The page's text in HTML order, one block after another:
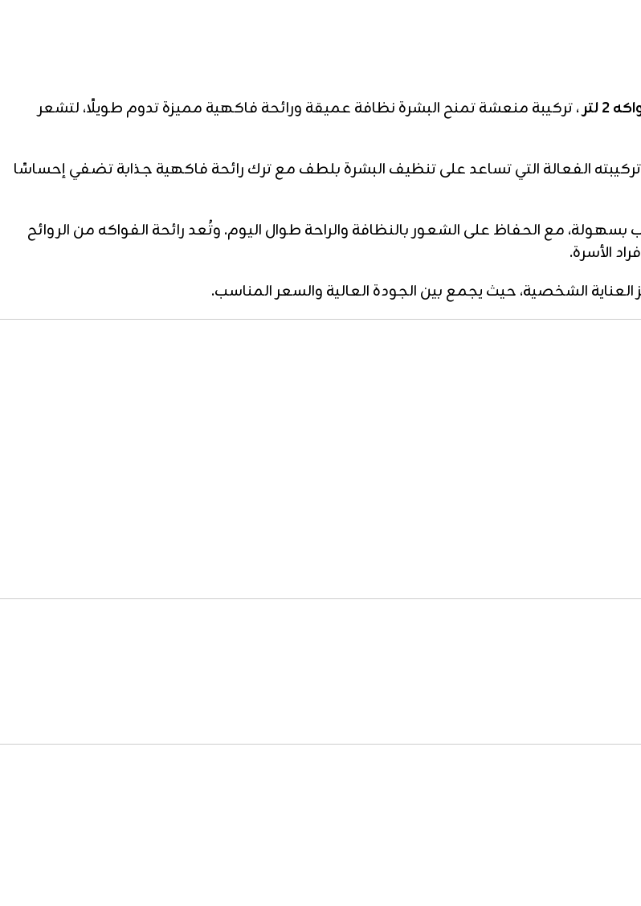
لتر
، تركيبة منعشة تمنح البشرة نظافة عميقة ورائحة فاكهية مميزة تدوم طويلًا، لتشعر
الفعالة التي تساعد على تنظيف البشرة بلطف مع ترك رائحة فاكهية جذابة تضفي إحساسًا
مع الحفاظ على الشعور بالنظافة والراحة طوال اليوم. وتُعد رائحة الفواكه من الروائح
الأسرة.
العناية الشخصية، حيث يجمع بين الجودة العالية والسعر المناسب.